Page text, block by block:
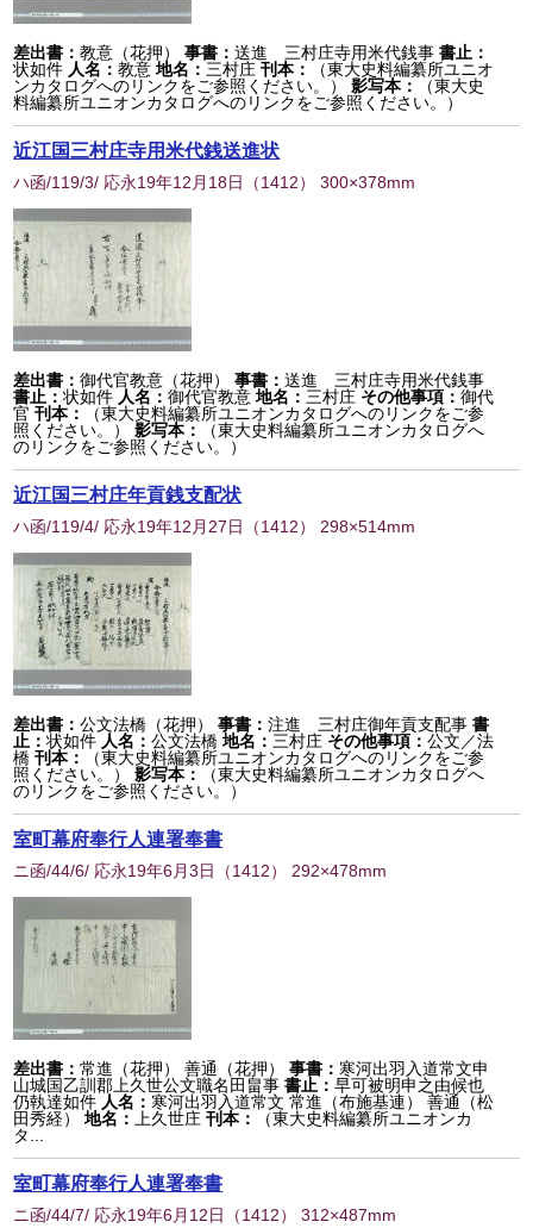
差出書：教意（花押） 事書：送進 三村庄寺用米代銭事 書止：
状如件 人名：教意 地名： 三村庄 刊本：
（東大史料編纂所ユニオ
ンカタログへのリンクをご参照ください。）
影写本：
（東大史
料編纂所ユニオンカタログへのリンクをご参照ください。）
近江国三村庄寺用米代銭送進状
ハ函/119/3/ 応永19年12月18日 （1412） 300×378mm
差出書：御代官教意（花押） 事書：送進 三村庄寺用米代銭事
書止：状如件 人名：御代官教意 地名： 三村庄 その他事項：御代
官 刊本：
（東大史料編纂所ユニオンカタログへのリンクをご参
照ください。）
影写本：
（東大史料編纂所ユニオンカタログへ
のリンクをご参照ください。）
近江国三村庄年貢銭支配状
ハ函/119/4/ 応永19年12月27日 （1412） 298×514mm
差出書：公文法橋（花押） 事書：注進 三村庄御年貢支配事 書
止：状如件 人名：公文法橋 地名： 三村庄 その他事項：公文／法
橋 刊本：
（東大史料編纂所ユニオンカタログへのリンクをご参
照ください。）
影写本：
（東大史料編纂所ユニオンカタログへ
のリンクをご参照ください。）
室町幕府奉行人連署奉書
ニ函/44/6/ 応永19年6月3日 （1412） 292×478mm
差出書：常進（花押） 善通（花押） 事書： 寒河出羽入道常文申
山城国乙訓郡上久世公文職名田畠事書止：早可被明申之由候也
仍執達如件 人名： 寒河出羽入道常文 常進（布施基連） 善通（松
田秀経）
地名： 上久世庄 刊本：
（東大史料編纂所ユニオンカ
タ...
室町幕府奉行人連署奉書
ニ函/44/7/ 応永19年6月12日 （1412） 312×487mm